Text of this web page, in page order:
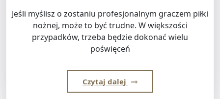
Jeśli myślisz o zostaniu profesjonalnym graczem piłki
nożnej, może to być trudne. W większości
przypadków, trzeba będzie dokonać wielu
poświęceń
Czytaj dalej